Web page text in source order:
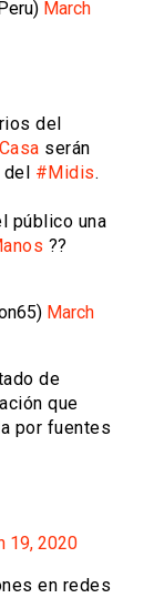
March
del
serán
#Midis.
público una
??
March
de
que
por fuentes
19, 2020
en redes